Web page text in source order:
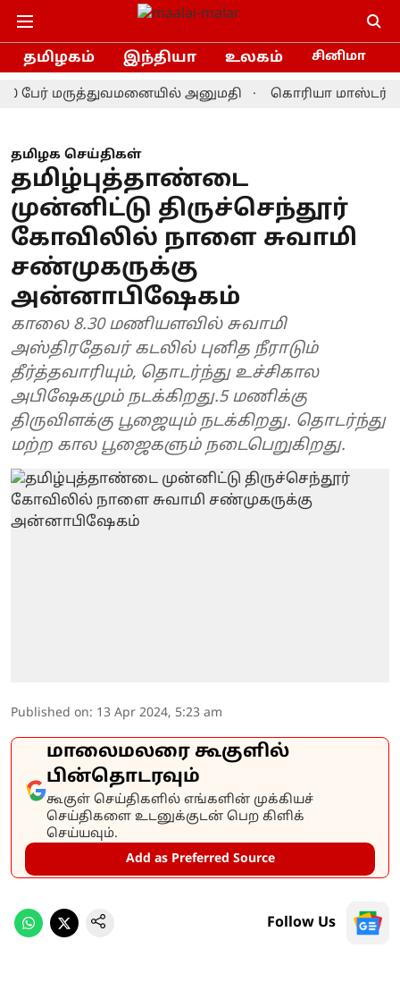
தமிழகம் இந்தியா உலகம் சினிமா
மருத்துவமனையில் அனுமதி கொரியா மாஸ்டர்ஸ்
தமிழக செய்திகள்
தமிழ்புத்தாண்டை
முன்னிட்டு திருச்செந்தூர்
கோவிலில் நாளை சுவாமி
சண்முகருக்கு
அன்னாபிஷேகம்
காலை 8.30 மணியளவில் சுவாமி
அஸ்திரதேவர் கடலில் புனித நீராடும்
தீர்த்தவாரியும், தொடர்ந்து உச்சிகால
அபிஷேகமும் நடக்கிறது.5 மணிக்கு
திருவிளக்கு பூஜையும் நடக்கிறது. தொடர்ந்து
மற்ற கால பூஜைகளும் நடைபெறுகிறது.
Published on: 13 Apr 2024, 5:23 am
மாலைமலரை கூகுளில்
பின்தொடரவும்
கூகுள் செய்திகளில் எங்களின் முக்கியச்
செய்திகளை உடனுக்குடன் பெற கிளிக்
செய்யவும்.
Add as Preferred Source
Follow Us